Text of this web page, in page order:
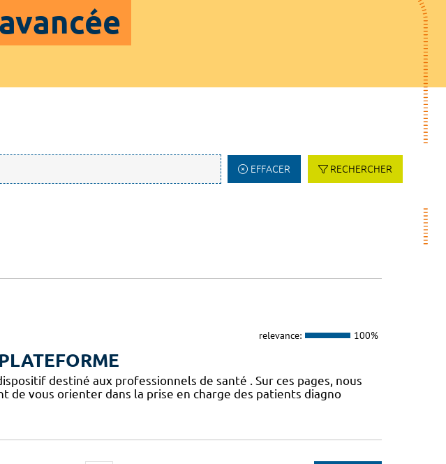
EFFACER RECHERCHER
relevance: 100%
destiné aux professionnels de santé . Sur ces pages, nous
de vous orienter dans la prise en charge des patients diagno